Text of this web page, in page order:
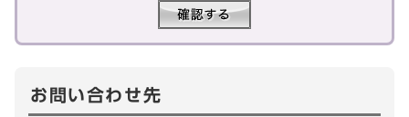
お問い合わせ先